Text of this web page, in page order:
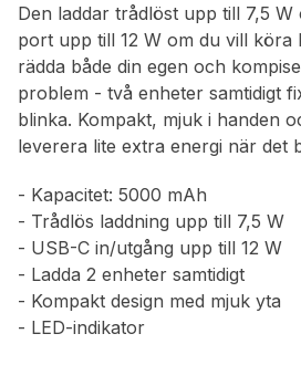
Den laddar trådlöst upp till 7,5
port upp till 12 W om du vill köra
rädda både din egen och
problem - två enheter samtidigt
blinka. Kompakt, mjuk i handen
leverera lite extra energi när det
- Kapacitet: 5000 mAh
- Trådlös laddning upp till 7,5 W
- USB-C in/utgång upp till 12 W
- Ladda 2 enheter samtidigt
- Kompakt design med mjuk yta
- LED-indikator